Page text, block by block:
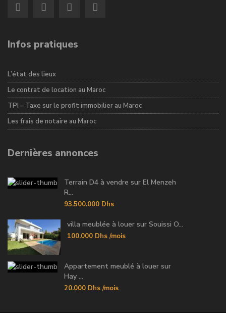
Infos pratiques
L’état des lieux
Le contrat de location au Maroc
TPI – Taxe sur le profit immobilier au Maroc
Les frais de notaire au Maroc
Dernières annonces
Terrain D4 à vendre sur El Menzeh
R...
93.500.000 Dhs
villa meublée à louer sur Souissi O...
100.000 Dhs /mois
Appartement meublé à louer sur
Hay ...
20.000 Dhs /mois